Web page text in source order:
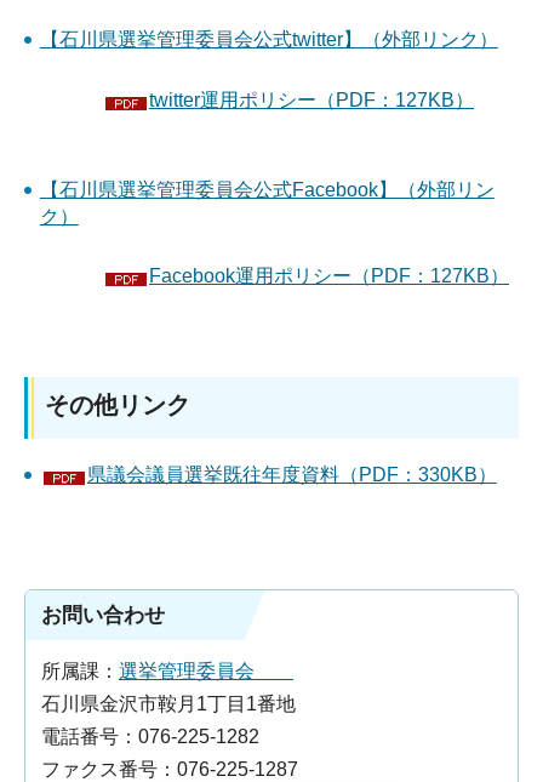
【石川県選挙管理委員会公式twitter】（外部リンク）
twitter運用ポリシー（PDF：127KB）
【石川県選挙管理委員会公式Facebook】（外部リン
ク）
Facebook運用ポリシー（PDF：127KB）
その他リンク
県議会議員選挙既往年度資料（PDF：330KB）
お問い合わせ
所属課： 選挙管理委員会
石川県金沢市鞍月1丁目1番地
電話番号：076-225-1282
ファクス番号：076-225-1287